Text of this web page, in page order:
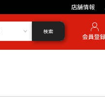
店舗情報
検索